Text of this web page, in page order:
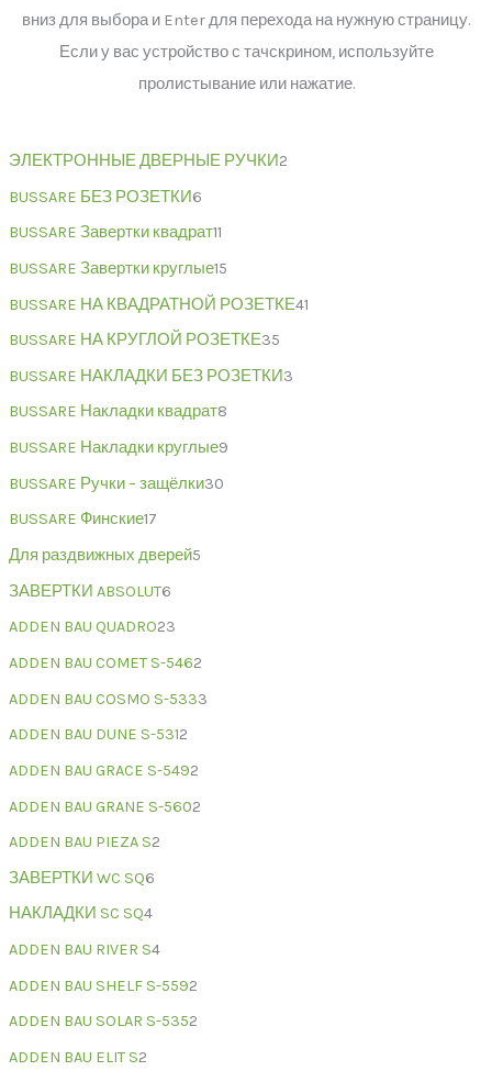
вниз для выбора и Enter для перехода на нужную страницу.
Если у вас устройство с тачскрином, используйте
пролистывание или нажатие.
ЭЛЕКТРОННЫЕ ДВЕРНЫЕ РУЧКИ2
BUSSARE БЕЗ РОЗЕТКИ6
BUSSARE Завертки квадрат11
BUSSARE Завертки круглые15
BUSSARE НА КВАДРАТНОЙ РОЗЕТКЕ41
BUSSARE НА КРУГЛОЙ РОЗЕТКЕ35
BUSSARE НАКЛАДКИ БЕЗ РОЗЕТКИ3
BUSSARE Накладки квадрат8
BUSSARE Накладки круглые9
BUSSARE Ручки – защёлки30
BUSSARE Финские17
Для раздвижных дверей5
ЗАВЕРТКИ ABSOLUT6
ADDEN BAU QUADRO23
ADDEN BAU COMET S-5462
ADDEN BAU COSMO S-5333
ADDEN BAU DUNE S-5312
ADDEN BAU GRACE S-5492
ADDEN BAU GRANE S-5602
ADDEN BAU PIEZA S2
ЗАВЕРТКИ WC SQ6
НАКЛАДКИ SC SQ4
ADDEN BAU RIVER S4
ADDEN BAU SHELF S-5592
ADDEN BAU SOLAR S-5352
ADDEN BAU ELIT S2